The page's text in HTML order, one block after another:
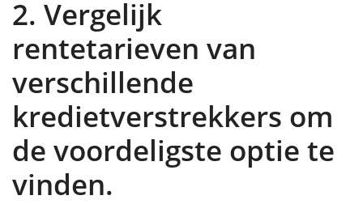
2. Vergelijk
rentetarieven van
verschillende
kredietverstrekkers om
de voordeligste optie te
vinden.